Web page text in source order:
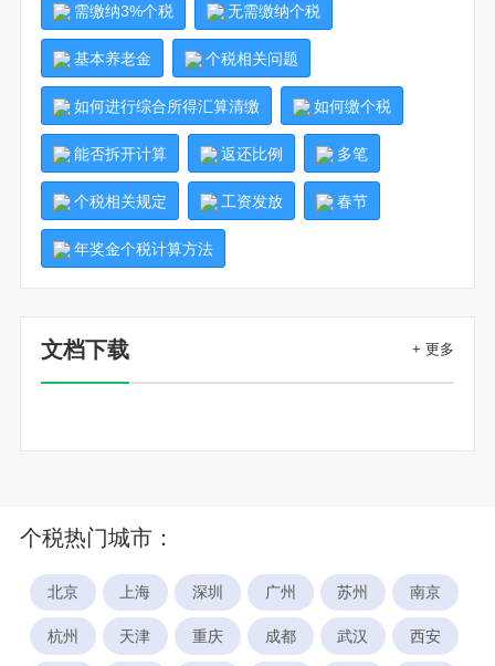
需缴纳3%个税 无需缴纳个税
基本养老金 个税相关问题
如何进行综合所得汇算清缴 如何缴个税
能否拆开计算 返还比例 多笔
个税相关规定 工资发放 春节
年奖金个税计算方法
文档下载 + 更多
个税热门城市：
北京 上海 深圳 广州 苏州 南京
杭州 天津 重庆 成都 武汉 西安